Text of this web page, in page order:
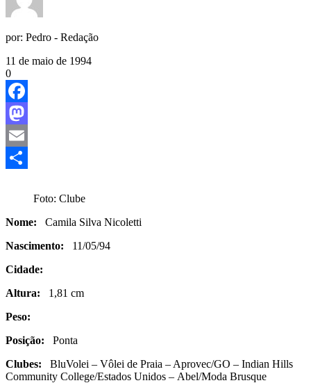
por: Pedro - Redação
11 de maio de 1994
0
Facebook
Mastodon
Email
Foto: Clube
Nome: Camila Silva Nicoletti
Nascimento: 11/05/94
Cidade:
Altura: 1,81 cm
Peso:
Posição: Ponta
Clubes: BluVolei – Vôlei de Praia – Aprovec/GO – Indian Hills
Community College/Estados Unidos – Abel/Moda Brusque